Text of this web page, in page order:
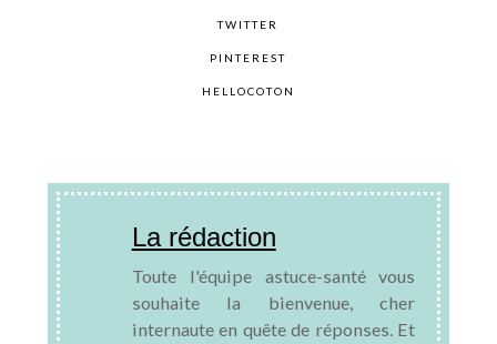
TWITTER
PINTEREST
HELLOCOTON
La rédaction
Toute l'équipe astuce-santé vous
souhaite la bienvenue, cher
internaute en quête de réponses. Et